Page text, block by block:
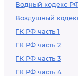
Водный кодекс
Воздушный
ГК РФ часть 1
ГК РФ часть 2
ГК РФ часть 3
ГК РФ часть 4